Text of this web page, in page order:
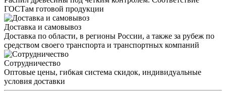
ГОСТам готовой продукции
Доставка и самовывоз
Доставка по области, в регионы России, а также за рубеж по
средством своего транспорта и транспортных компаний
Сотрудничество
Оптовые цены, гибкая система скидок, индивидуальные
условия доставки